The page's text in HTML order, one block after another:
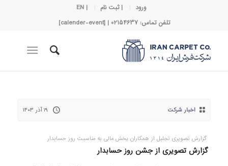
ورود | ثبت نام
| EN
تلفن تماس: 02154637 | [calender-event]
اخبار شرکت ۱۹ آذر ۱۴۰۳
گزارش تصویری تجلیل از همکاران بخش مالی به مناسبت روز حسابدار
گزارش تصویری از جشن روز حسابدار